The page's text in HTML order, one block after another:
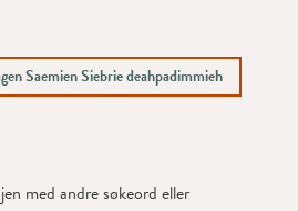
Saemien Siebrie deahpadimmieh
med andre søkeord eller